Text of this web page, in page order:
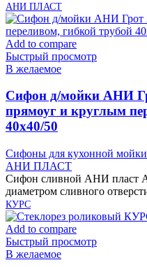
АНИ ПЛАСТ
Add to compare
Быстрый просмотр
В желаемое
Cифон д/мойки АНИ
прямоуг и круглым
40х40/50
Сифоны для кухонной мойки
АНИ ПЛАСТ
Сифон сливной АНИ пласт
диаметром сливного
КУРС
Add to compare
Быстрый просмотр
В желаемое